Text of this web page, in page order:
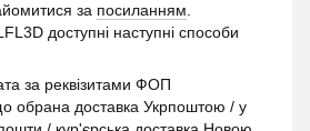
за посиланням.
доступні наступні способи
за реквізитами ФОП
обрана доставка Укрпоштою / у